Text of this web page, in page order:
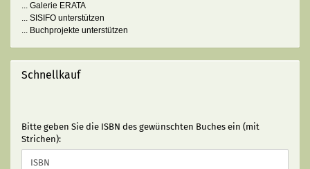
... Galerie ERATA
... SISIFO unterstützen
... Buchprojekte unterstützen
Schnellkauf
BITTE
GEBEN
SIE
DIE
Bitte geben Sie die ISBN des gewünschten Buches ein (mit
Strichen):